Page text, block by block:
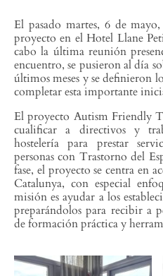
El pasado martes, 6 de
proyecto en el Hotel Llane
cabo la última reunión
encuentro, se pusieron al día
últimos meses y se definieron
completar esta importante
El proyecto Autism Friendly
cualificar a directivos y
hostelería para prestar
personas con Trastorno del
fase, el proyecto se centra en
Catalunya, con especial
misión es ayudar a los
preparándolos para recibir a
de formación práctica y